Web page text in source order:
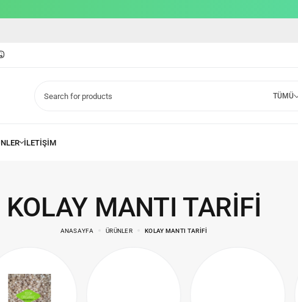
TÜMÜ
KOLAY MANTI TARIFI
ANASAYFA ÜRÜNLER KOLAY MANTI TARIFI